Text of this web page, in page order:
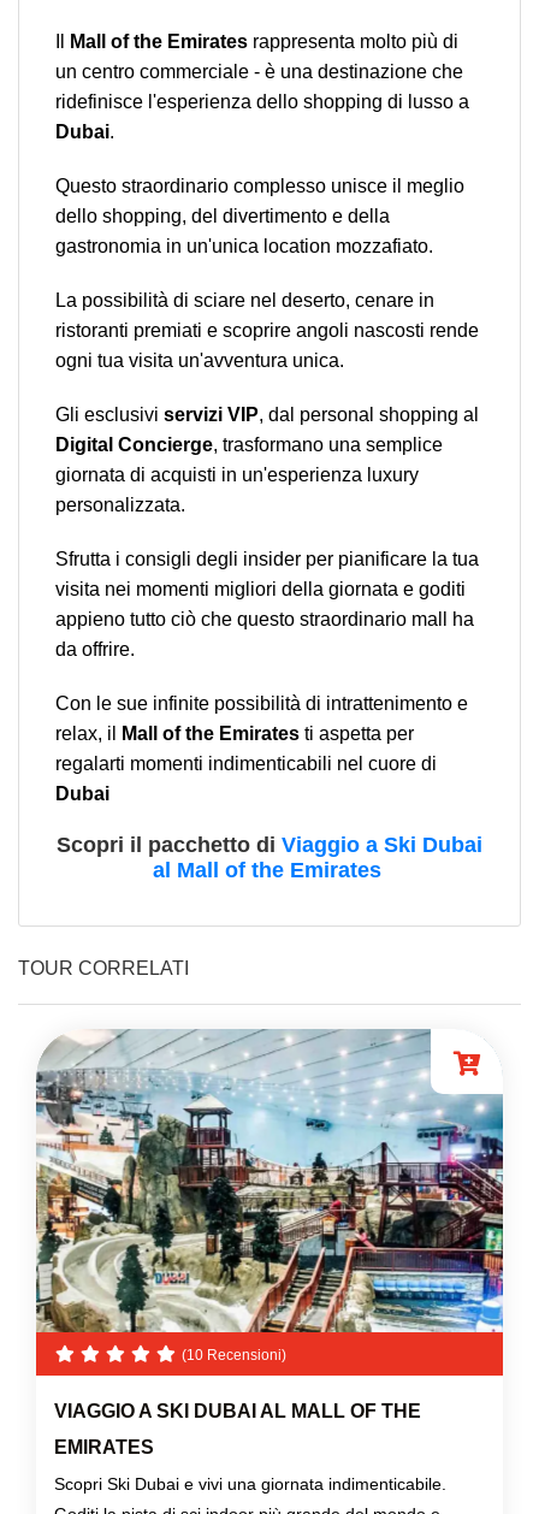
Mall of the Emirates rappresenta molto più di
un centro commerciale - è una destinazione che
ridefinisce l'esperienza dello shopping di lusso a
Dubai.
Questo straordinario complesso unisce il meglio
dello shopping, del divertimento e della
gastronomia in un'unica location mozzafiato.
La possibilità di sciare nel deserto, cenare in
ristoranti premiati e scoprire angoli nascosti rende
ogni tua visita un'avventura unica.
Gli esclusivi servizi VIP, dal personal shopping al
Digital Concierge, trasformano una semplice
giornata di acquisti in un'esperienza luxury
personalizzata.
Sfrutta i consigli degli insider per pianificare la tua
visita nei momenti migliori della giornata e goditi
appieno tutto ciò che questo straordinario mall ha
da offrire.
Con le sue infinite possibilità di intrattenimento e
relax, il
Mall of the Emirates ti aspetta per
regalarti momenti indimenticabili nel cuore di
Dubai
Scopri il pacchetto di Viaggio a Ski Dubai
al Mall of the Emirates
TOUR CORRELATI
(10 Recensioni)
VIAGGIO A SKI DUBAI AL MALL OF THE
EMIRATES
Scopri Ski Dubai e vivi una giornata indimenticabile.